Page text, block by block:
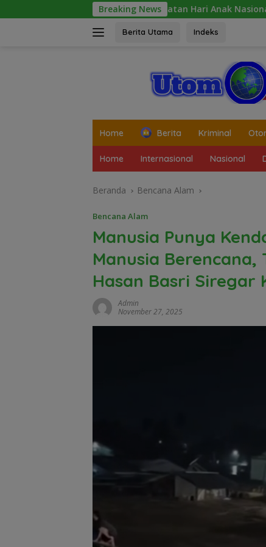
ke
Breaking News
Peringatan Hari Anak Nasional 2026 di Sejumlah
Berita Utama Indeks
Home Berita Kriminal
Home Internasional Nasional
Beranda Bencana Alam
Bencana Alam
Manusia Punya
Manusia Berencana,
Hasan Basri Siregar
Admin
November 27, 2025